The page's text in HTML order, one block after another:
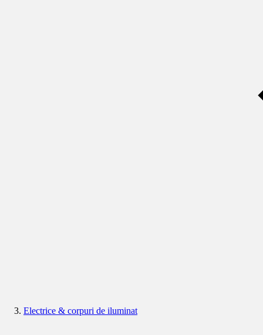
Electrice & corpuri de iluminat